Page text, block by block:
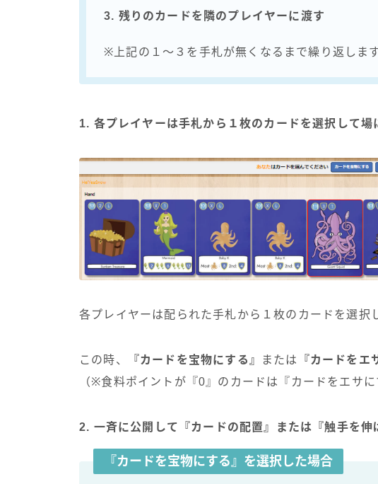
3. 残りのカードを隣のプレイヤーに渡す
※上記の１～３を手札が無くなるまで繰り返しま
1. 各プレイヤーは手札から１枚のカードを選択して場
各プレイヤーは配られた手札から１枚のカードを選択
この時、 『カードを宝物にする』 または 『カードをエ
（※食料ポイントが『0』のカードは『カードをエサ
2. 一斉に公開して『カードの配置』または『触手を伸
『カードを宝物にする』を選択した場合